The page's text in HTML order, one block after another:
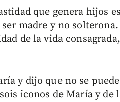
que genera hijos
madre y no
de la vida
y dijo que no se
iconos de María y de